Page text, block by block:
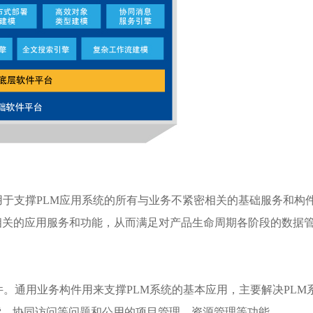
支撑PLM应用系统的所有与业务不紧密相关的基础服务和构
的应用服务和功能，从而满足对产品生命周期各阶段的数据
通用业务构件用来支撑PLM系统的基本应用，主要解决PLM